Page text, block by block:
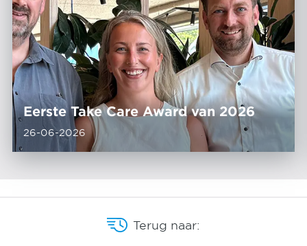
Eerste Take Care Award van 2026
26-06-2026
Terug naar: